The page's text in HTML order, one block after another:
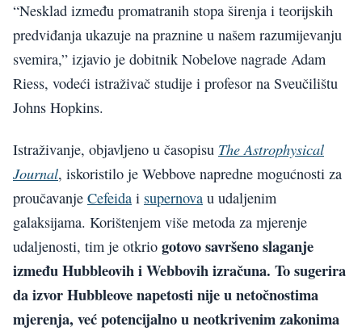
“Nesklad između promatranih stopa širenja i teorijskih
predviđanja ukazuje na praznine u našem razumijevanju
svemira,” izjavio je dobitnik Nobelove nagrade Adam
Riess, vodeći istraživač studije i profesor na Sveučilištu
Johns Hopkins.
Istraživanje, objavljeno u časopisu The Astrophysical
Journal, iskoristilo je Webbove napredne mogućnosti za
proučavanje Cefeida i supernova u udaljenim
galaksijama. Korištenjem više metoda za mjerenje
udaljenosti, tim je otkrio gotovo savršeno slaganje
između Hubbleovih i Webbovih izračuna. To sugerira
da izvor Hubbleove napetosti nije u netočnostima
mjerenja, već potencijalno u neotkrivenim zakonima